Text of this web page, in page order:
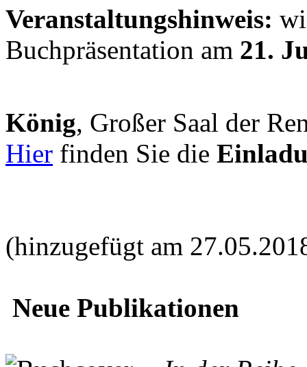
Veranstaltungshinweis:
Buchpräsentation am 21.
König, Großer Saal der
Hier finden Sie die
(hinzugefügt am
Neue Publikationen